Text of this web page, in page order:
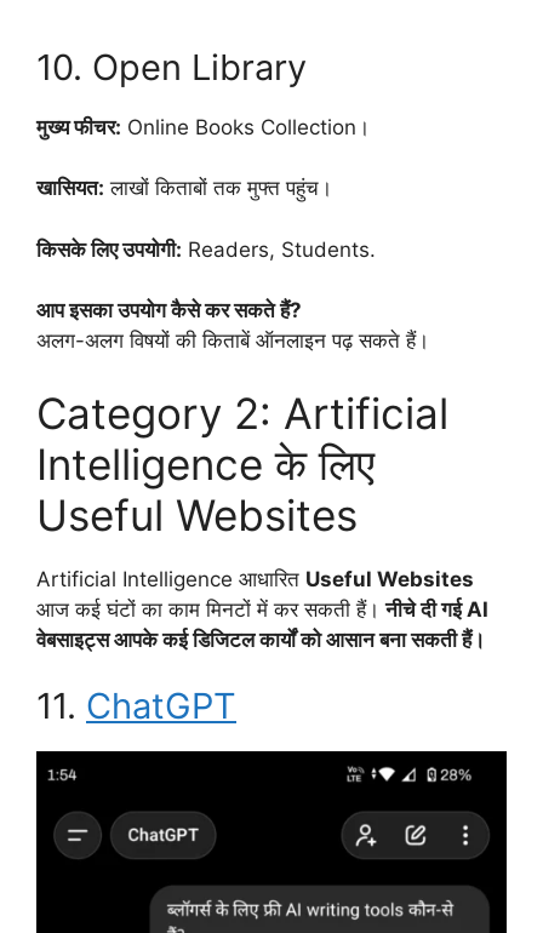
10. Open Library
मुख्य फीचर: Online Books Collection।
खासियत: लाखों किताबों तक मुफ्त पहुंच।
किसके लिए उपयोगी: Readers, Students.
आप इसका उपयोग कैसे कर सकते हैं?
अलग-अलग विषयों की किताबें ऑनलाइन पढ़ सकते हैं।
Category 2: Artificial
Intelligence के लिए
Useful Websites
Artificial Intelligence आधारित Useful Websites
आज कई घंटों का काम मिनटों में कर सकती हैं।नीचे दी गई AI
वेबसाइट्स आपके कई डिजिटल कार्यों को आसान बना सकती हैं।
11. ChatGPT